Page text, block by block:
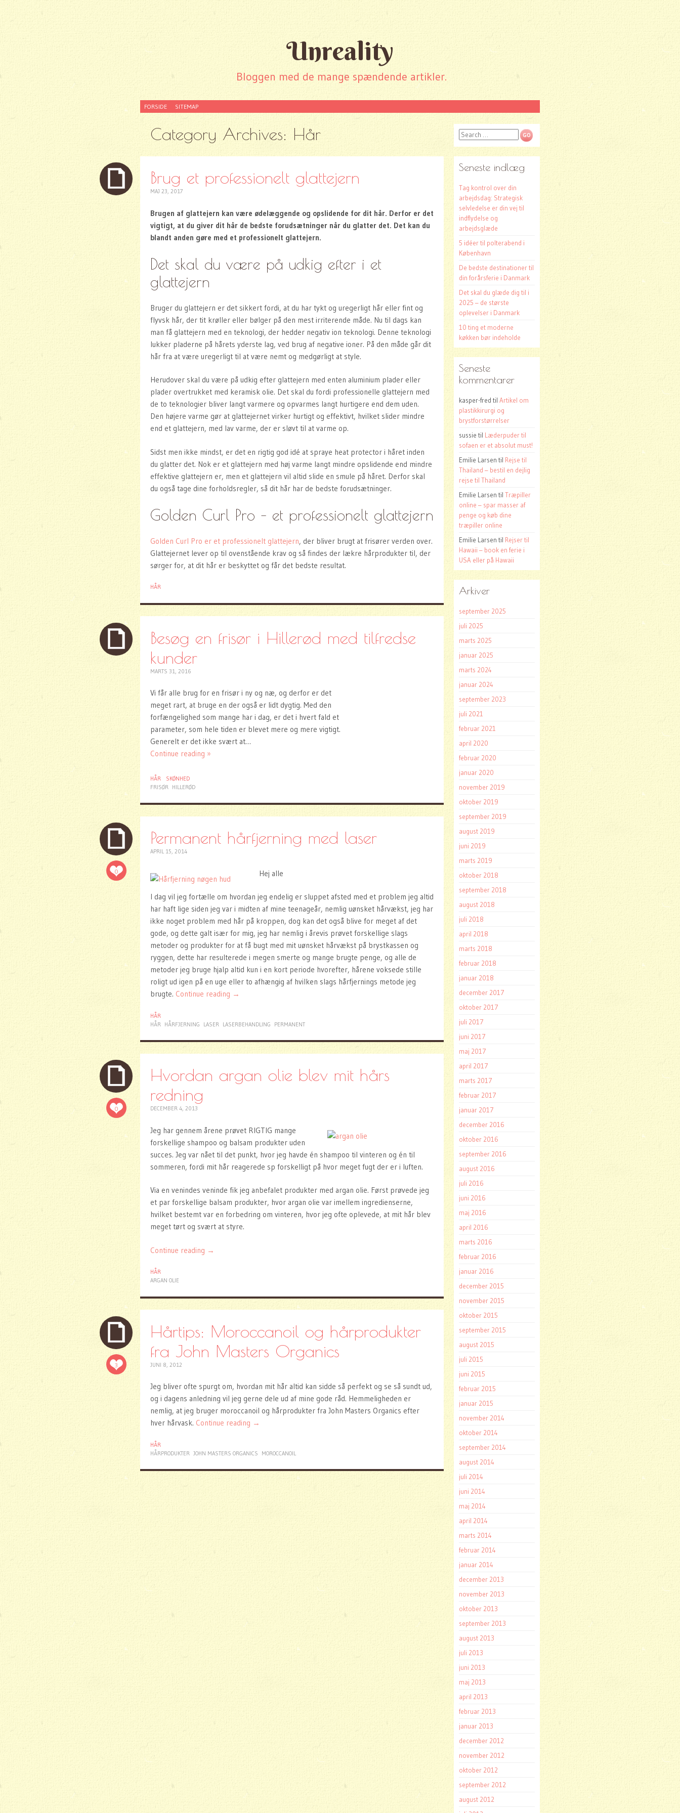
Unreality
Bloggen med de mange spændende artikler.
SKIP
TO
FORSIDE SITEMAP
Category Archives: Hår
Brug et professionelt glattejern
MAJ 23, 2017
Brugen af glattejern kan være ødelæggende og opslidende for dit hår. Derfor er det
vigtigt, at du giver dit hår de bedste forudsætninger når du glatter det. Det kan du
blandt anden gøre med et professionelt glattejern.
Det skal du være på udkig efter i et
glattejern
Bruger du glattejern er det sikkert fordi, at du har tykt og uregerligt hår eller fint og
flyvsk hår, der tit krøller eller bølger på den mest irriterende måde. Nu til dags kan
man få glattejern med en teknologi, der hedder negativ ion teknologi. Denne teknologi
lukker pladerne på hårets yderste lag, ved brug af negative ioner. På den måde går dit
hår fra at være uregerligt til at være nemt og medgørligt at style.
Herudover skal du være på udkig efter glattejern med enten aluminium plader eller
plader overtrukket med keramisk olie. Det skal du fordi professionelle glattejern med
de to teknologier bliver langt varmere og opvarmes langt hurtigere end dem uden.
Den højere varme gør at glattejernet virker hurtigt og effektivt, hvilket slider mindre
end et glattejern, med lav varme, der er sløvt til at varme op.
Sidst men ikke mindst, er det en rigtig god idé at spraye heat protector i håret inden
du glatter det. Nok er et glattejern med høj varme langt mindre opslidende end mindre
effektive glattejern er, men et glattejern vil altid slide en smule på håret. Derfor skal
du også tage dine forholdsregler, så dit hår har de bedste forudsætninger.
Golden Curl Pro – et professionelt glattejern
Golden Curl Pro er et professionelt glattejern, der bliver brugt at frisører verden over.
Glattejernet lever op til ovenstående krav og så findes der lækre hårprodukter til, der
sørger for, at dit hår er beskyttet og får det bedste resultat.
HÅR
Besøg en frisør i Hillerød med tilfredse
kunder
MARTS 31, 2016
Vi får alle brug for en frisør i ny og næ, og derfor er det
meget rart, at bruge en der også er lidt dygtig. Med den
forfængelighed som mange har i dag, er det i hvert fald et
parameter, som hele tiden er blevet mere og mere vigtigt.
Generelt er det ikke svært at…
Continue reading »
HÅR
SKØNHED
FRISØR
HILLERØD
0
Permanent hårfjerning med laser
APRIL 15, 2014
Hej alle
I dag vil jeg fortælle om hvordan jeg endelig er sluppet afsted med et problem jeg altid
har haft lige siden jeg var i midten af mine teenageår, nemlig uønsket hårvækst, jeg har
ikke noget problem med hår på kroppen, dog kan det også blive for meget af det
gode, og dette galt især for mig, jeg har nemlig i årevis prøvet forskellige slags
metoder og produkter for at få bugt med mit uønsket hårvækst på brystkassen og
ryggen, dette har resulterede i megen smerte og mange brugte penge, og alle de
metoder jeg bruge hjalp altid kun i en kort periode hvorefter, hårene voksede stille
roligt ud igen på en uge eller to afhængig af hvilken slags hårfjernings metode jeg
brugte. Continue reading →
HÅR
HÅR
HÅRFJERNING LASER LASERBEHANDLING PERMANENT
0
Hvordan argan olie blev mit hårs
redning
DECEMBER 4, 2013
Jeg har gennem årene prøvet RIGTIG mange
forskellige shampoo og balsam produkter uden
succes. Jeg var nået til det punkt, hvor jeg havde én shampoo til vinteren og én til
sommeren, fordi mit hår reagerede sp forskelligt på hvor meget fugt der er i luften.
Via en venindes veninde fik jeg anbefalet produkter med argan olie. Først prøvede jeg
et par forskellige balsam produkter, hvor argan olie var imellem ingredienserne,
hvilket bestemt var en forbedring om vinteren, hvor jeg ofte oplevede, at mit hår blev
meget tørt og svært at styre.
Continue reading →
HÅR
ARGAN OLIE
3
Hårtips: Moroccanoil og hårprodukter
fra John Masters Organics
JUNI 8, 2012
Jeg bliver ofte spurgt om, hvordan mit hår altid kan sidde så perfekt og se så sundt ud,
og i dagens anledning vil jeg gerne dele ud af mine gode råd. Hemmeligheden er
nemlig, at jeg bruger moroccanoil og hårprodukter fra John Masters Organics efter
hver hårvask. Continue reading →
HÅR
HÅRPRODUKTER JOHN MASTERS ORGANICS MOROCCANOIL
Search
Seneste indlæg
Tag kontrol over din
arbejdsdag: Strategisk
selvledelse er din vej til
indflydelse og
arbejdsglæde
5 idéer til polterabend i
København
De bedste destinationer til
din forårsferie i Danmark
Det skal du glæde dig til i
2025 – de største
oplevelser i Danmark
10 ting et moderne
køkken bør indeholde
Seneste
kommentarer
kasper-fred til Artikel om
plastikkirurgi og
brystforstørrelser
sussie til Læderpuder til
sofaen er et absolut must!
Emilie Larsen til Rejse til
Thailand – bestil en dejlig
rejse til Thailand
Emilie Larsen til Træpiller
online – spar masser af
penge og køb dine
træpiller online
Emilie Larsen til Rejser til
Hawaii – book en ferie i
USA eller på Hawaii
Arkiver
september 2025
juli 2025
marts 2025
januar 2025
marts 2024
januar 2024
september 2023
juli 2021
februar 2021
april 2020
februar 2020
januar 2020
november 2019
oktober 2019
september 2019
august 2019
juni 2019
marts 2019
oktober 2018
september 2018
august 2018
juli 2018
april 2018
marts 2018
februar 2018
januar 2018
december 2017
oktober 2017
juli 2017
juni 2017
maj 2017
april 2017
marts 2017
februar 2017
januar 2017
december 2016
oktober 2016
september 2016
august 2016
juli 2016
juni 2016
maj 2016
april 2016
marts 2016
februar 2016
januar 2016
december 2015
november 2015
oktober 2015
september 2015
august 2015
juli 2015
juni 2015
februar 2015
januar 2015
november 2014
oktober 2014
september 2014
august 2014
juli 2014
juni 2014
maj 2014
april 2014
marts 2014
februar 2014
januar 2014
december 2013
november 2013
oktober 2013
september 2013
august 2013
juli 2013
juni 2013
maj 2013
april 2013
februar 2013
januar 2013
december 2012
november 2012
oktober 2012
september 2012
august 2012